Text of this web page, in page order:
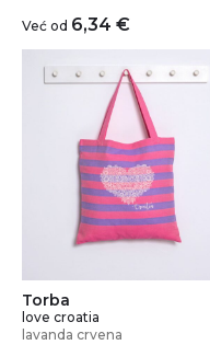
Već od 6,34 €
Torba
love croatia
lavanda crvena